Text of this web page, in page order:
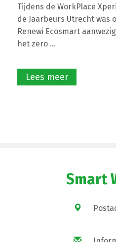
Tijdens de WorkPlace
de Jaarbeurs Utrecht was
Renewi Ecosmart
het zero ...
Lees meer
Smart